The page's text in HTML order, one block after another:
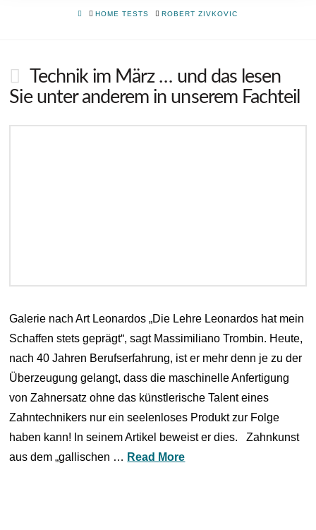
HOMEHOME TESTS ROBERT ZIVKOVIC
Technik im März … und das lesen
Sie unter anderem in unserem Fachteil
Galerie nach Art Leonardos „Die Lehre Leonardos hat mein
Schaffen stets geprägt“, sagt Massimiliano Trombin. Heute,
nach 40 Jahren Berufserfahrung, ist er mehr denn je zu der
Überzeugung gelangt, dass die maschinelle Anfertigung
von Zahnersatz ohne das künstlerische Talent eines
Zahntechnikers nur ein seelenloses Produkt zur Folge
haben kann! In seinem Artikel beweist er dies. Zahnkunst
aus dem „gallischen … Read More